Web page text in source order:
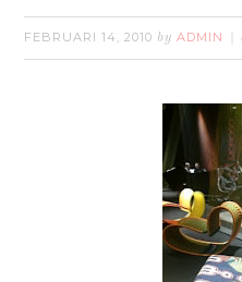
FEBRUARI 14, 2010 byADMIN